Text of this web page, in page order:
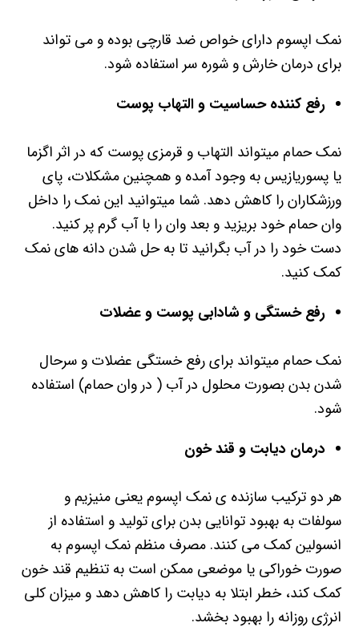
نمک اپسوم دارای خواص ضد قارچی بوده و می تواند
برای درمان خارش و شوره سر استفاده شود.
رفع کننده حساسیت و التهاب پوست
نمک حمام میتواند التهاب و قرمزی پوست که در اثر اگزما
یا پسوریازیس به وجود آمده و همچنین مشکلات، پای
ورزشکاران را کاهش دهد. شما میتوانید این نمک را داخل
وان حمام خود بریزید و بعد وان را با آب گرم پر کنید.
دست خود را در آب بگرانید تا به حل شدن دانه های نمک
کمک کنید.
رفع خستگی و شادابی پوست و عضلات
نمک حمام میتواند برای رفع خستگی عضلات و سرحال
شدن بدن بصورت محلول در آب ( در وان حمام) استفاده
شود.
درمان دیابت و قند خون
هر دو ترکیب سازنده ی نمک اپسوم یعنی منیزیم و
سولفات به بهبود توانایی بدن برای تولید و استفاده از
انسولین کمک می کنند. مصرف منظم نمک اپسوم به
صورت خوراکی یا موضعی ممکن است به تنظیم قند خون
کمک کند، خطر ابتلا به دیابت را کاهش دهد و میزان کلی
انرژی روزانه را بهبود بخشد.